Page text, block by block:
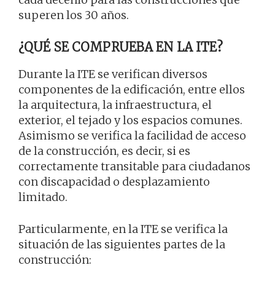
superen los 30 años.
¿QUÉ SE COMPRUEBA EN LA ITE?
Durante la ITE se verifican diversos
componentes de la edificación, entre ellos
la arquitectura, la infraestructura, el
exterior, el tejado y los espacios comunes.
Asimismo se verifica la facilidad de acceso
de la construcción, es decir, si es
correctamente transitable para ciudadanos
con discapacidad o desplazamiento
limitado.
Particularmente, en la ITE se verifica la
situación de las siguientes partes de la
construcción: